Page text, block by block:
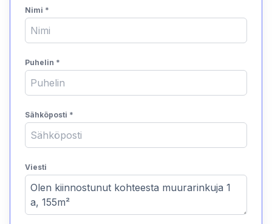
Nimi *
Puhelin *
Sähköposti *
Viesti